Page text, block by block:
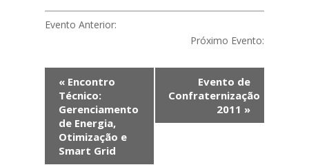
Evento Anterior:
Próximo Evento:
Evento
Navegação
«Encontro
Técnico:
Gerenciamento
de Energia,
Otimização e
Smart Grid
Evento de
Confraternização
2011 »